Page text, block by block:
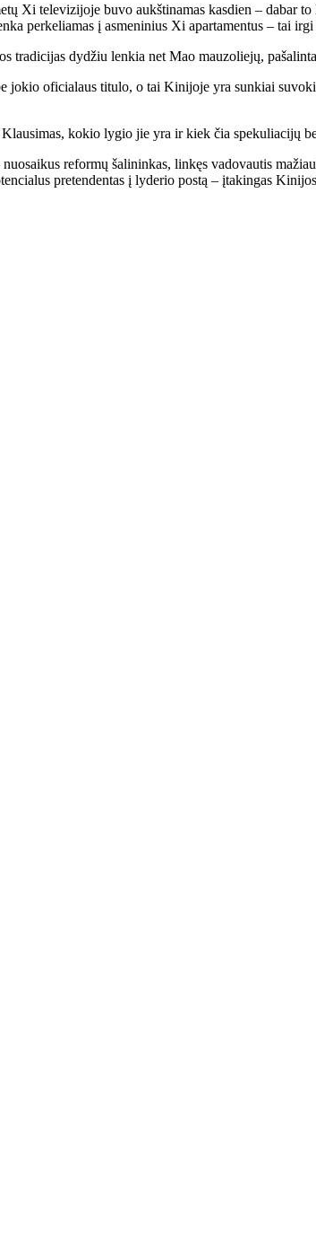
Xi televizijoje buvo aukštinamas kasdien – dabar
perkeliamas į asmeninius Xi apartamentus – tai
tradicijas dydžiu lenkia net Mao mauzoliejų,
oficialaus titulo, o tai Kinijoje yra sunkiai
kokio lygio jie yra ir kiek čia spekuliacijų
reformų šalininkas, linkęs vadovautis
pretendentas į lyderio postą – įtakingas